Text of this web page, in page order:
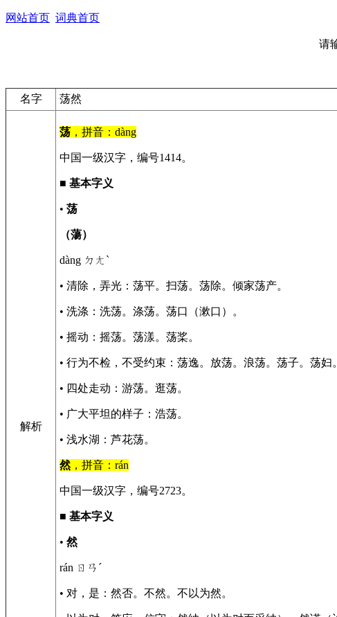
网站首页 词典首页
请
名字 荡然
解析
荡 ，拼音：dàng
中国一级汉字，编号1414。
■ 基本字义
• 荡
（蕩）
dàng ㄉㄤˋ
• 清除，弄光：荡平。扫荡。荡除。倾家荡产。
• 洗涤：洗荡。涤荡。荡口（漱口）。
• 摇动：摇荡。荡漾。荡桨。
• 行为不检，不受约束：荡逸。放荡。浪荡。荡子。荡妇
• 四处走动：游荡。逛荡。
• 广大平坦的样子：浩荡。
• 浅水湖：芦花荡。
然，拼音：rán
中国一级汉字，编号2723。
■ 基本字义
• 然
rán ㄖㄢˊ
• 对，是：然否。不然。不以为然。